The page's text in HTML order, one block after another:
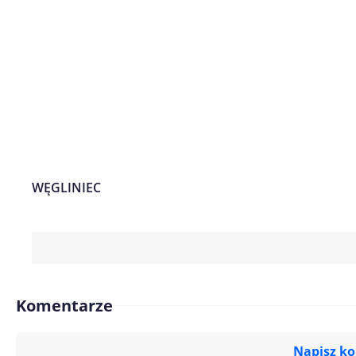
WĘGLINIEC
Komentarze
Napisz